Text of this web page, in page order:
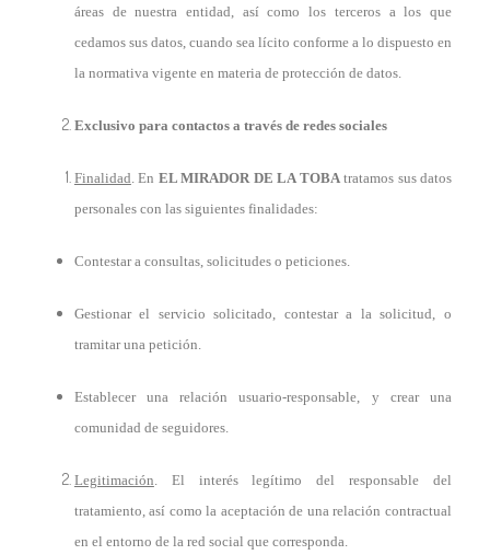
áreas de nuestra entidad, así como los terceros a los que
cedamos sus datos, cuando sea lícito conforme a lo dispuesto en
la normativa vigente en materia de protección de datos.
Exclusivo para contactos a través de redes sociales
Finalidad. En EL MIRADOR DE LA TOBAtratamos sus datos
personales con las siguientes finalidades:
Contestar a consultas, solicitudes o peticiones.
Gestionar el servicio solicitado, contestar a la solicitud, o
tramitar una petición.
Establecer una relación usuario-responsable, y crear una
comunidad de seguidores.
Legitimación. El interés legítimo del responsable del
tratamiento, así como la aceptación de una relación contractual
en el entorno de la red social que corresponda.